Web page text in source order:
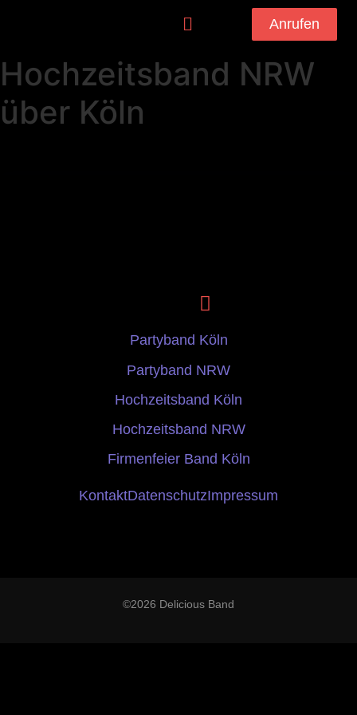
Anrufen
Hochzeitsband NRW
über Köln
Partyband Köln
Partyband NRW
Hochzeitsband Köln
Hochzeitsband NRW
Firmenfeier Band Köln
KontaktDatenschutzImpressum
©2026 Delicious Band